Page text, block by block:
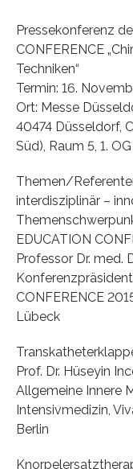
Pressekonferenz
CONFERENCE
Techniken“
Termin: 16.
Ort: Messe
40474 Düsseldorf,
Süd), Raum 5, 1. OG
Themen/
interdisziplinär –
EDUCATION
Professor Dr. med.
CONFERENCE
Lübeck
Prof. Dr. Hüseyin
Allgemeine Innere
Intensivmedizin,
Berlin